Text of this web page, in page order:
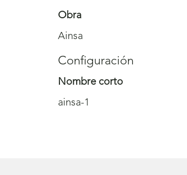
Obra
Ainsa
Configuración
Nombre corto
ainsa-1